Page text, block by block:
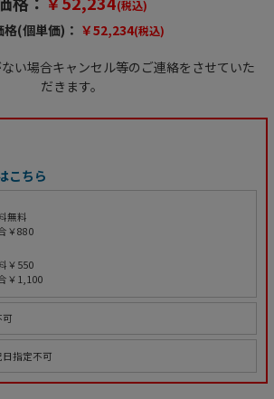
(税込)
(個単価)： ￥52,234(税込)
い場合キャンセル等のご連絡をさせていた
だきます。
こちら
無料
￥880
￥550
￥1,100
指定不可